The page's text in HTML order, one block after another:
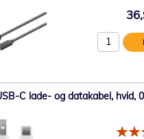
C lade- og datakabel, hvid,